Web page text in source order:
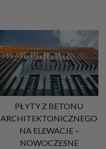
PŁYTY Z BETONU
ARCHITEKTONICZNEGO
NA ELEWACJE –
NOWOCZESNE